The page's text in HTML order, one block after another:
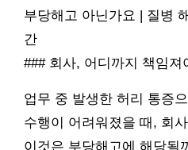
부당해고 아닌가요 | 질병
간
### 회사, 어디까지 책임져
업무 중 발생한 허리 통증
수행이 어려워졌을 때, 회
이것은 부당해고에 해당될